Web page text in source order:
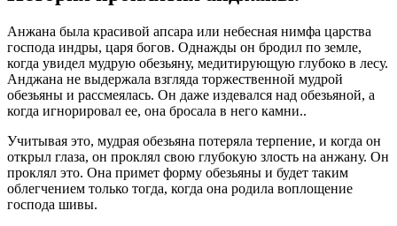
Анжана была красивой апсара или небесная нимфа царства
господа индры, царя богов. Однажды он бродил по земле,
когда увидел мудрую обезьяну, медитирующую глубоко в лесу.
Анджана не выдержала взгляда торжественной мудрой
обезьяны и рассмеялась. Он даже издевался над обезьяной, а
когда игнорировал ее, она бросала в него камни..
Учитывая это, мудрая обезьяна потеряла терпение, и когда он
открыл глаза, он проклял свою глубокую злость на анжану. Он
проклял это. Она примет форму обезьяны и будет таким
облегчением только тогда, когда она родила воплощение
господа шивы.